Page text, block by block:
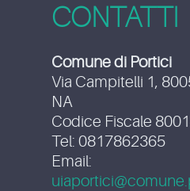
CONTATTI
Comune di Portici
Via Campitelli 1,
NA
Codice Fiscale
Tel: 0817862365
Email: